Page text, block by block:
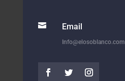
 Email
Info@elosoblanco.com